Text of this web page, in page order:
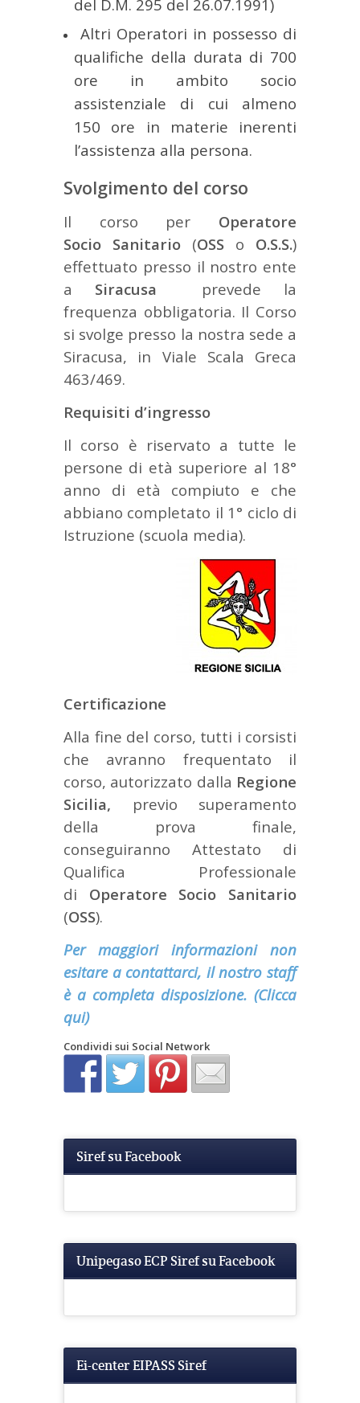
del D.M. 295 del 26.07.1991)
Altri Operatori in possesso di
qualifiche della durata di 700
ore in ambito socio
assistenziale di cui almeno
150 ore in materie inerenti
l’assistenza alla persona.
Svolgimento del corso
Il corso per Operatore
Socio Sanitario (OSS o O.S.S.)
effettuato presso il nostro ente
a Siracusa
prevede la
frequenza obbligatoria. Il Corso
si svolge presso la nostra sede a
Siracusa, in Viale Scala Greca
463/469.
Requisiti d’ingresso
Il corso è riservato a tutte le
persone di età superiore al 18°
anno di età compiuto e che
abbiano completato il 1° ciclo di
Istruzione (scuola media).
Certificazione
Alla fine del corso, tutti i corsisti
che avranno frequentato il
corso, autorizzato dalla Regione
Sicilia, previo superamento
della prova finale,
conseguiranno Attestato di
Qualifica Professionale
di Operatore Socio Sanitario
(OSS).
Per maggiori informazioni non
esitare a contattarci, il nostro staff
è a completa disposizione. (Clicca
qui)
Condividi sui Social Network
Siref su Facebook
Unipegaso ECP Siref su Facebook
Ei-center EIPASS Siref